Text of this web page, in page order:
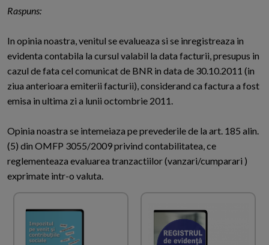
Raspuns:
In opinia noastra, venitul se evalueaza si se inregistreaza in
evidenta contabila la cursul valabil la data facturii, presupus in
cazul de fata cel comunicat de BNR in data de 30.10.2011 (in
ziua anterioara emiterii facturii), considerand ca factura a fost
emisa in ultima zi a lunii octombrie 2011.
Opinia noastra se intemeiaza pe prevederile de la art. 185 alin.
(5) din OMFP 3055/2009 privind contabilitatea, ce
reglementeaza evaluarea tranzactiilor (vanzari/cumparari )
exprimate intr-o valuta.